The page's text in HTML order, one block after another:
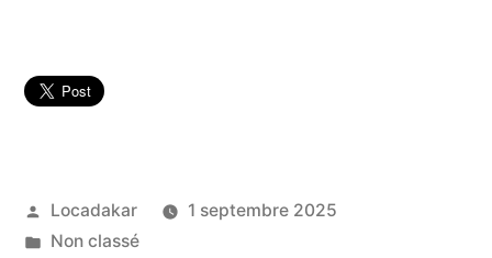
Publié
par
Locadakar
1 septembre 2025
Publié
Non classé